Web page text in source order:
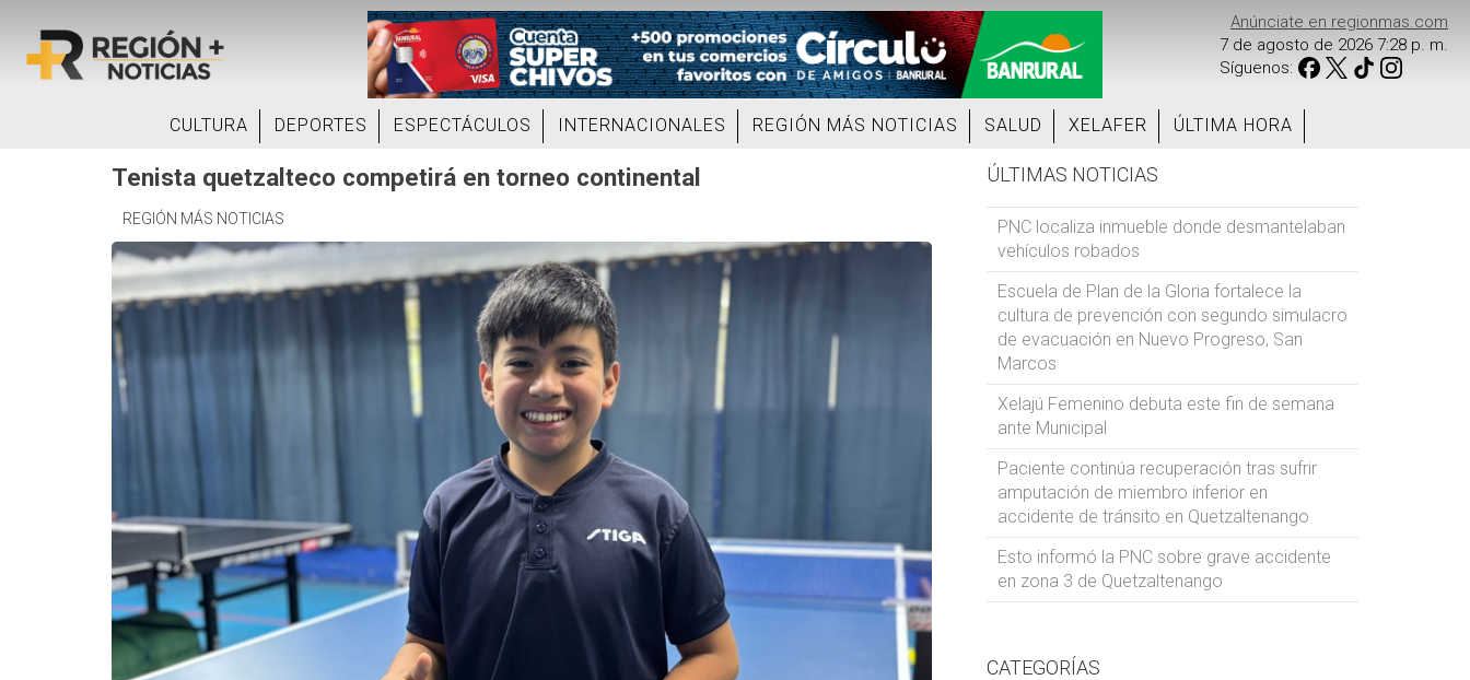
Anúnciate en regionmas.com
7 de agosto de 2026 7:28 p. m.
Síguenos:
CULTURA DEPORTES ESPECTÁCULOS INTERNACIONALES REGIÓN MÁS NOTICIAS SALUD XELAFER ÚLTIMA HORA
Tenista quetzalteco competirá en torneo continental
REGIÓN MÁS NOTICIAS
ÚLTIMAS NOTICIAS
PNC localiza inmueble donde desmantelaban
vehículos robados
Escuela de Plan de la Gloria fortalece la
cultura de prevención con segundo simulacro
de evacuación en Nuevo Progreso, San
Marcos
Xelajú Femenino debuta este fin de semana
ante Municipal
Paciente continúa recuperación tras sufrir
amputación de miembro inferior en
accidente de tránsito en Quetzaltenango
Esto informó la PNC sobre grave accidente
en zona 3 de Quetzaltenango
CATEGORÍAS